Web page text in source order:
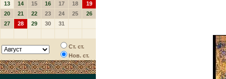
13
14 15 16 17 18
19
20
21 22 23 24 25
26
27
28 29 30 31
Ст. ст.
Нов. ст.